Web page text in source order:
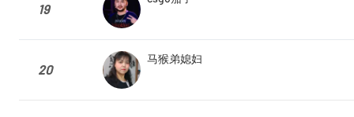
19
20
马猴弟媳妇